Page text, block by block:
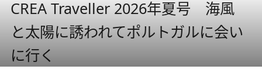
CREA Traveller 2026年夏号 海風
と太陽に誘われてポルトガルに会い
に行く